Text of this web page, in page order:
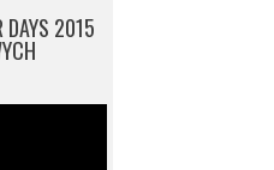
DAYS 2015